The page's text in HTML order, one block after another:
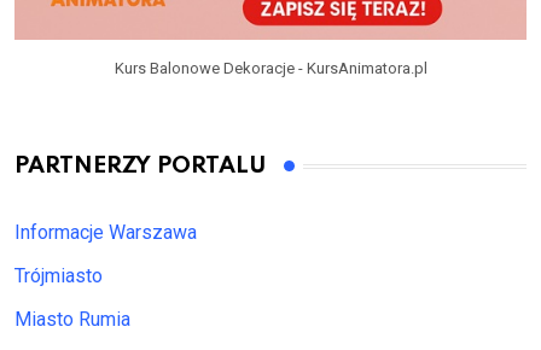
Kurs Balonowe Dekoracje - KursAnimatora.pl
PARTNERZY PORTALU
Informacje Warszawa
Trójmiasto
Miasto Rumia